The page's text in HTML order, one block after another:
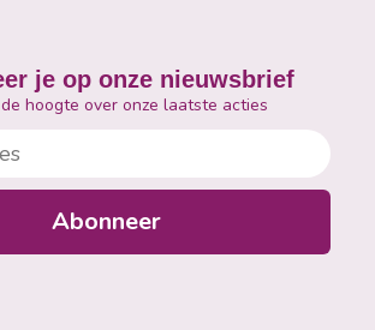
je op onze nieuwsbrief
hoogte over onze laatste acties
Abonneer